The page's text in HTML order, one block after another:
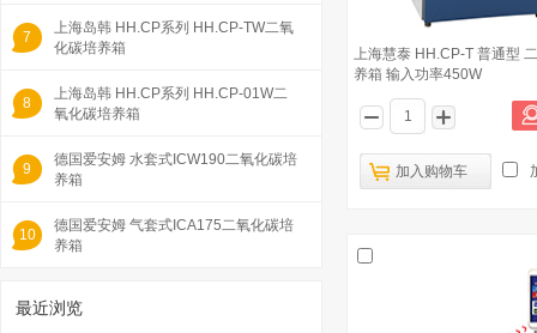
7
上海岛韩 HH.CP系列 HH.CP-TW二氧
化碳培养箱
8
上海岛韩 HH.CP系列 HH.CP-01W二
氧化碳培养箱
9
德国爱安姆 水套式ICW190二氧化碳培
养箱
10
德国爱安姆 气套式ICA175二氧化碳培
养箱
最近浏览
上海慧泰 HH.CP-T 普通型
养箱 输入功率450W
加入购物车